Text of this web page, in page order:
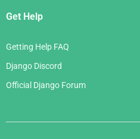
Get Help
Getting Help FAQ
Django Discord
Official Django Forum